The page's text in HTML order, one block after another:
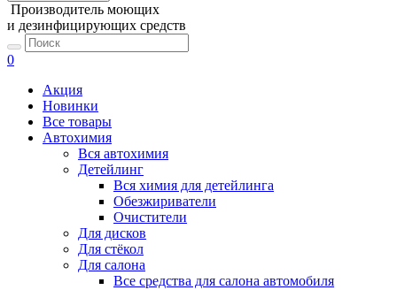
Производитель моющих
и дезинфицирующих средств
0
Акция
Новинки
Все товары
Автохимия
Вся автохимия
Детейлинг
Вся химия для детейлинга
Обезжириватели
Очистители
Для дисков
Для стёкол
Для салона
Все средства для салона автомобиля